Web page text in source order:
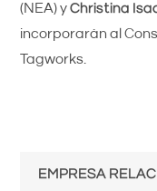
(NEA) yChristina
incorporarán al
Tagworks.
EMPRESA